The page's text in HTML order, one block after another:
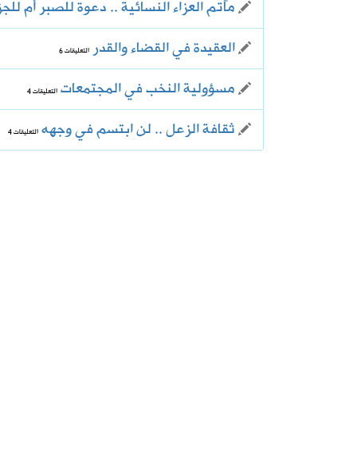
مآتم العزاء النسائية .. دعوة للصبر أم
العقيدة في القضاء والقدر التعليقات 6
مسؤولية النخب في المجتمعات التعليقات 4
ثقافة الزعل .. لن ابتسم في وجهه التعليقات 4